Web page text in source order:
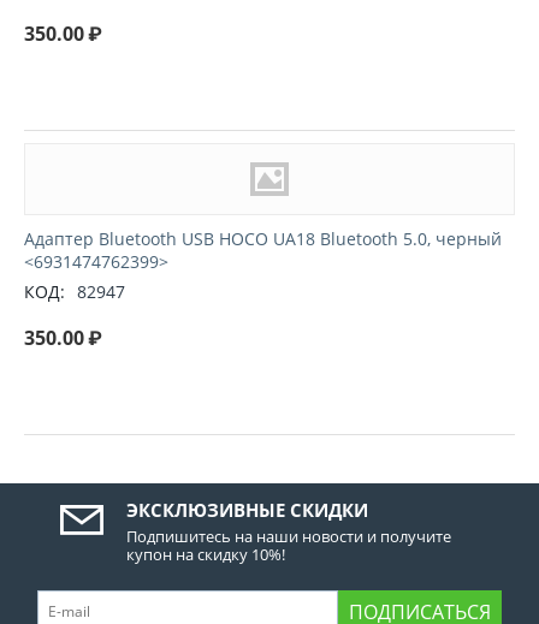
350.00₽
Адаптер Bluetooth USB HOCO UA18 Bluetooth 5.0, черный
<6931474762399>
КОД: 82947
350.00₽
ЭКСКЛЮЗИВНЫЕ СКИДКИ
Подпишитесь на наши новости и получите
купон на скидку 10%!
ПОДПИСАТЬСЯ